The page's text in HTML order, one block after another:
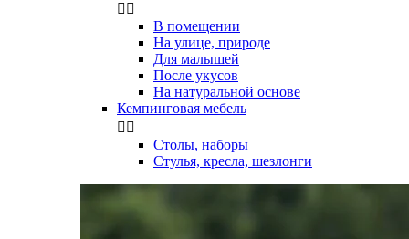
 
В помещении
На улице, природе
Для малышей
После укусов
На натуральной основе
Кемпинговая мебель
 
Столы, наборы
Стулья, кресла, шезлонги